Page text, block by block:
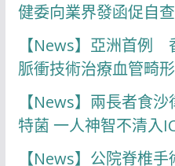
健委向業界發函促自
【News】亞洲首例
脈衝技術治療血管畸
【News】兩長者食
特菌 一人神智不清入
【News】公院脊椎